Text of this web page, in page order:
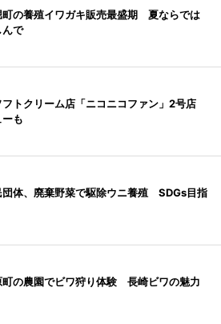
町の養殖イワガキ販売最盛期 夏ならでは
んで
フトクリーム店「ニコニコファン」2号店
も
団体、廃棄野菜で駆除ウニ養殖 SDGs目指
町の農園でビワ狩り体験 長崎ビワの魅力